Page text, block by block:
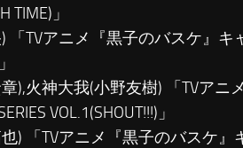
TIME)」
「TVアニメ『黒子のバスケ』キ
),火神大我(小野友樹) 「TVアニ
VOL.1(SHOUT!!!)」
) 「TVアニメ『黒子のバスケ』